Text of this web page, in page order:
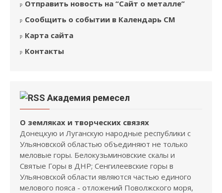
Отправить новость на “Сайт о металле”
Сообщить о событии в Календарь СМ
Карта сайта
Контакты
Академия ремесел
О земляках и творческих связях
Донецкую и Луганскую народные республики с
Ульяновской областью объединяют не только
меловые горы. Белокузьминовские скалы и
Святые Горы в ДНР; Сенгилеевские горы в
Ульяновской области являются частью единого
мелового пояса - отложений Поволжского моря,